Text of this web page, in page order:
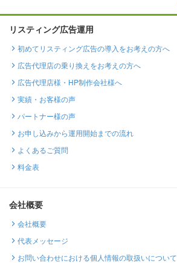
リスティング広告運用
初めてリスティング広告の導入をお考えの方へ
広告代理店の乗り換えをお考えの方へ
広告代理店様・HP制作会社様へ
実績・お客様の声
パートナー様の声
お申し込みから運用開始までの流れ
よくあるご質問
料金表
会社概要
会社概要
代表メッセージ
お問い合わせにおける個人情報の取扱いについて